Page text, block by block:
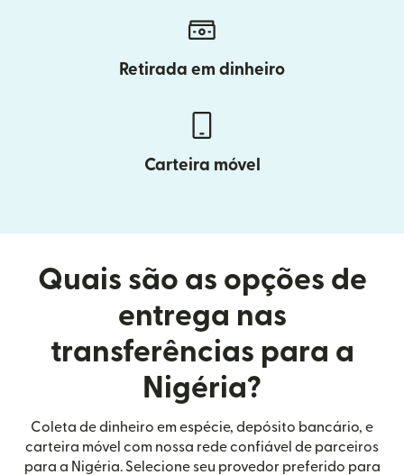
Retirada em dinheiro
Carteira móvel
Quais são as opções de
entrega nas
transferências para a
Nigéria?
Coleta de dinheiro em espécie, depósito bancário, e
carteira móvel com nossa rede confiável de parceiros
para a Nigéria. Selecione seu provedor preferido para